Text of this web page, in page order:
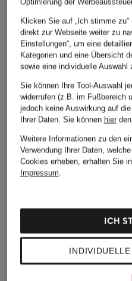
Optimierung der
Klicken Sie auf „Ich stimme
direkt zur Webseite weiter zu
Einstellungen“, um eine
Kategorien und eine Übersicht
sowie eine individuelle Auswahl
Sie können Ihre Tool-Auswahl
widerrufen (z.B. im Fußbereich
jedoch keine Auswirkung auf
Ihrer Daten. Sie können hierden
Weitere Informationen zu den
Verwendung Ihrer Daten,
Cookies erheben, erhalten Sie
Impressum.
ICH